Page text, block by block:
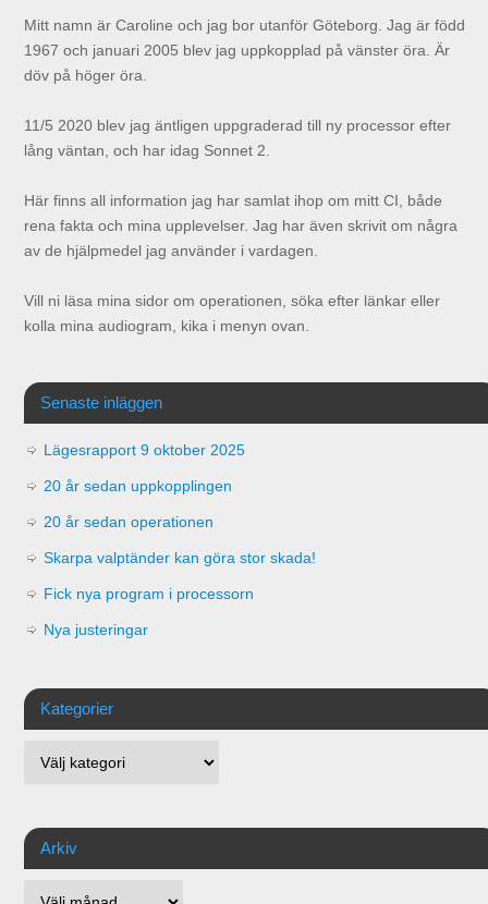
Mitt namn är Caroline och jag bor utanför Göteborg. Jag är född
1967 och januari 2005 blev jag uppkopplad på vänster öra. Är
döv på höger öra.
11/5 2020 blev jag äntligen uppgraderad till ny processor efter
lång väntan, och har idag Sonnet 2.
Här finns all information jag har samlat ihop om mitt CI, både
rena fakta och mina upplevelser. Jag har även skrivit om några
av de hjälpmedel jag använder i vardagen.
Vill ni läsa mina sidor om operationen, söka efter länkar eller
kolla mina audiogram, kika i menyn ovan.
Senaste inläggen
Lägesrapport 9 oktober 2025
20 år sedan uppkopplingen
20 år sedan operationen
Skarpa valptänder kan göra stor skada!
Fick nya program i processorn
Nya justeringar
Kategorier
Arkiv